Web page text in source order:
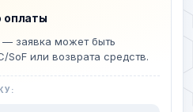
оплаты
— заявка может быть
SoF или возврата средств.